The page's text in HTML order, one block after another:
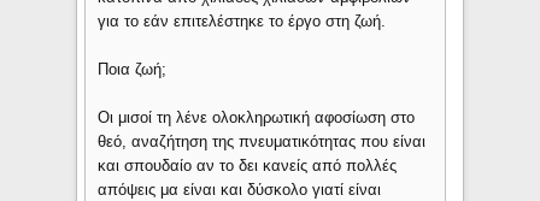
για το εάν επιτελέστηκε το έργο στη ζωή.
Ποια ζωή;
Οι μισοί τη λένε ολοκληρωτική αφοσίωση στο
θεό, αναζήτηση της πνευματικότητας που είναι
και σπουδαίο αν το δει κανείς από πολλές
απόψεις μα είναι και δύσκολο γιατί είναι